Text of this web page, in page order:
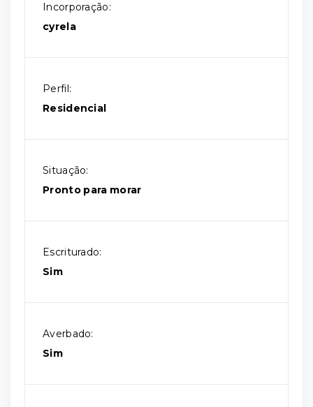
Incorporação:
cyrela
Perfil:
Residencial
Situação:
Pronto para morar
Escriturado:
Sim
Averbado:
Sim